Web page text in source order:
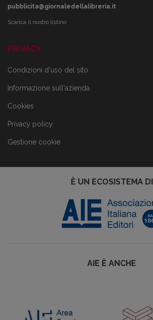
pubblicita@giornaledellalibreria.it
Scarica il nostro listino
PRIVACY
Condizioni d'uso del sito
Informazione sull'azienda
Cookies
Privacy policy
Gestione cookie
È UN ECOSISTEMA DI
AIE È ANCHE